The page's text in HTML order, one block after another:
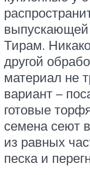
Тирам.
другой
материал не
вариант –
готовые
семена сеют
из равных
песка и